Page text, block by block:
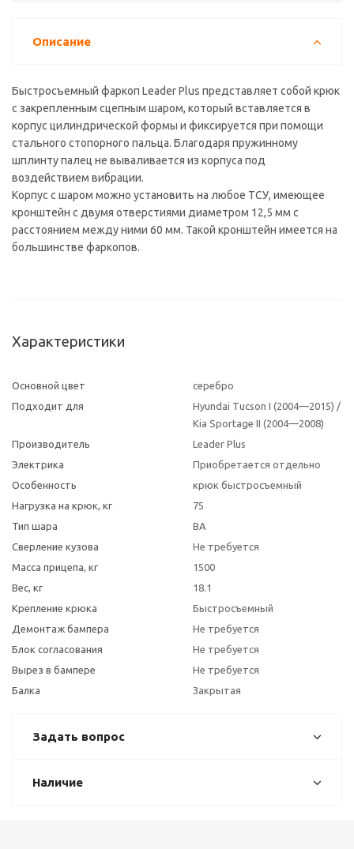
Описание
Быстросъемный фаркоп Leader Plus представляет собой крюк
с закрепленным сцепным шаром, который вставляется в
корпус цилиндрической формы и фиксируется при помощи
стального стопорного пальца. Благодаря пружинному
шплинту палец не вываливается из корпуса под
воздействием вибрации.
Корпус с шаром можно установить на любое ТСУ, имеющее
кронштейн с двумя отверстиями диаметром 12,5 мм с
расстоянием между ними 60 мм. Такой кронштейн имеется на
большинстве фаркопов.
Характеристики
Основной цвет
серебро
Подходит для
Hyundai Tucson I (2004—2015) /
Kia Sportage II (2004—2008)
Производитель
Leader Plus
Электрика
Приобретается отдельно
Особенность
крюк быстросъемный
Нагрузка на крюк, кг
75
Тип шара
BA
Сверление кузова
Не требуется
Масса прицепа, кг
1500
Вес, кг
18.1
Крепление крюка
Быстросъемный
Демонтаж бампера
Не требуется
Блок согласования
Не требуется
Вырез в бампере
Не требуется
Балка
Закрытая
Задать вопрос
Наличие